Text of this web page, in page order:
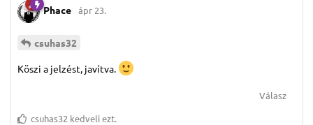
Phace ápr 23.
csuhas32
Köszi a jelzést, javítva.
Válasz
csuhas32 kedveli ezt.